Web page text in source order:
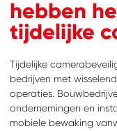
hebben
tijdelijke
Tijdelijke
bedrijven met
operaties.
ondernemingen en
mobiele bewaking